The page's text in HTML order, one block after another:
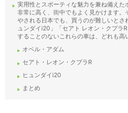
実用性とスポーティな魅力を兼ね備え
非常に高く、街中でもよく見かけます。
やされる日本でも、買うのが難しいとさ
ュンダイi20」「セアト レオン・クプラ
することのないこれらの車は、どれも高
オペル・アダム
セアト・レオン・クプラR
ヒュンダイi20
まとめ